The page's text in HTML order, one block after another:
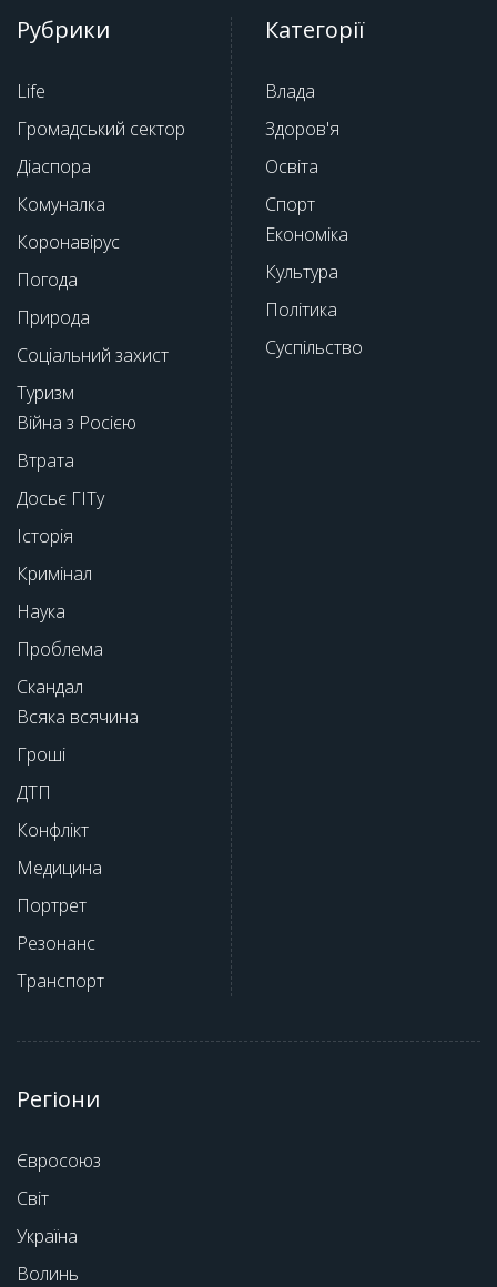
Рубрики
Life
Громадський сектор
Діаспора
Комуналка
Коронавірус
Погода
Природа
Соціальний захист
Туризм
Війна з Росією
Втрата
Досьє ГІТу
Історія
Кримінал
Наука
Проблема
Скандал
Всяка всячина
Гроші
ДТП
Конфлікт
Медицина
Портрет
Резонанс
Транспорт
Категорії
Влада
Здоров'я
Освіта
Спорт
Економіка
Культура
Політика
Суспільство
Регіони
Євросоюз
Світ
Україна
Волинь